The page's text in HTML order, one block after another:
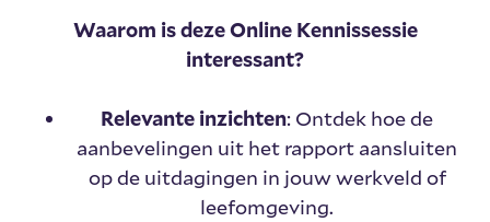
Waarom is deze Online Kennissessie
interessant?
Relevante inzichten: Ontdek hoe de
aanbevelingen uit het rapport aansluiten
op de uitdagingen in jouw werkveld of
leefomgeving.